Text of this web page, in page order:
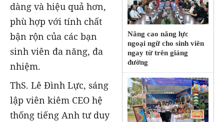
Nâng cao năng lực
ngoại ngữ cho sinh viên
ngay từ trên giảng
đường
dàng và hiệu quả hơn,
phù hợp với tính chất
bận rộn của các bạn
sinh viên đa năng, đa
nhiệm.
ThS. Lê Đình Lực, sáng
lập viên kiêm CEO hệ
thống tiếng Anh tư duy